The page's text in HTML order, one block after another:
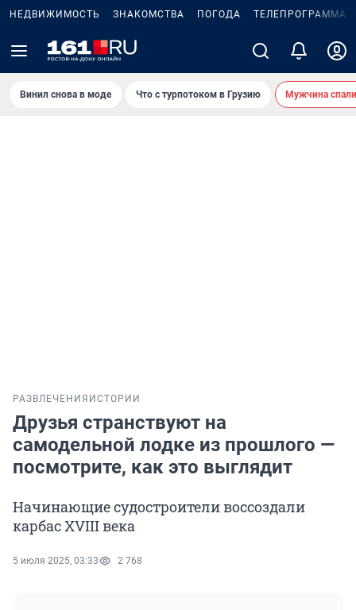
НЕДВИЖИМОСТЬ ЗНАКОМСТВА ПОГОДА ТЕЛЕПРОГРАММА
Винил снова в моде Что с турпотоком в Грузию Мужчина
РАЗВЛЕЧЕНИЯ ИСТОРИИ
Друзья странствуют на
самодельной лодке из прошлого —
посмотрите, как это выглядит
Начинающие судостроители воссоздали
карбас XVIII века
5 июля 2025, 03:33 2 768